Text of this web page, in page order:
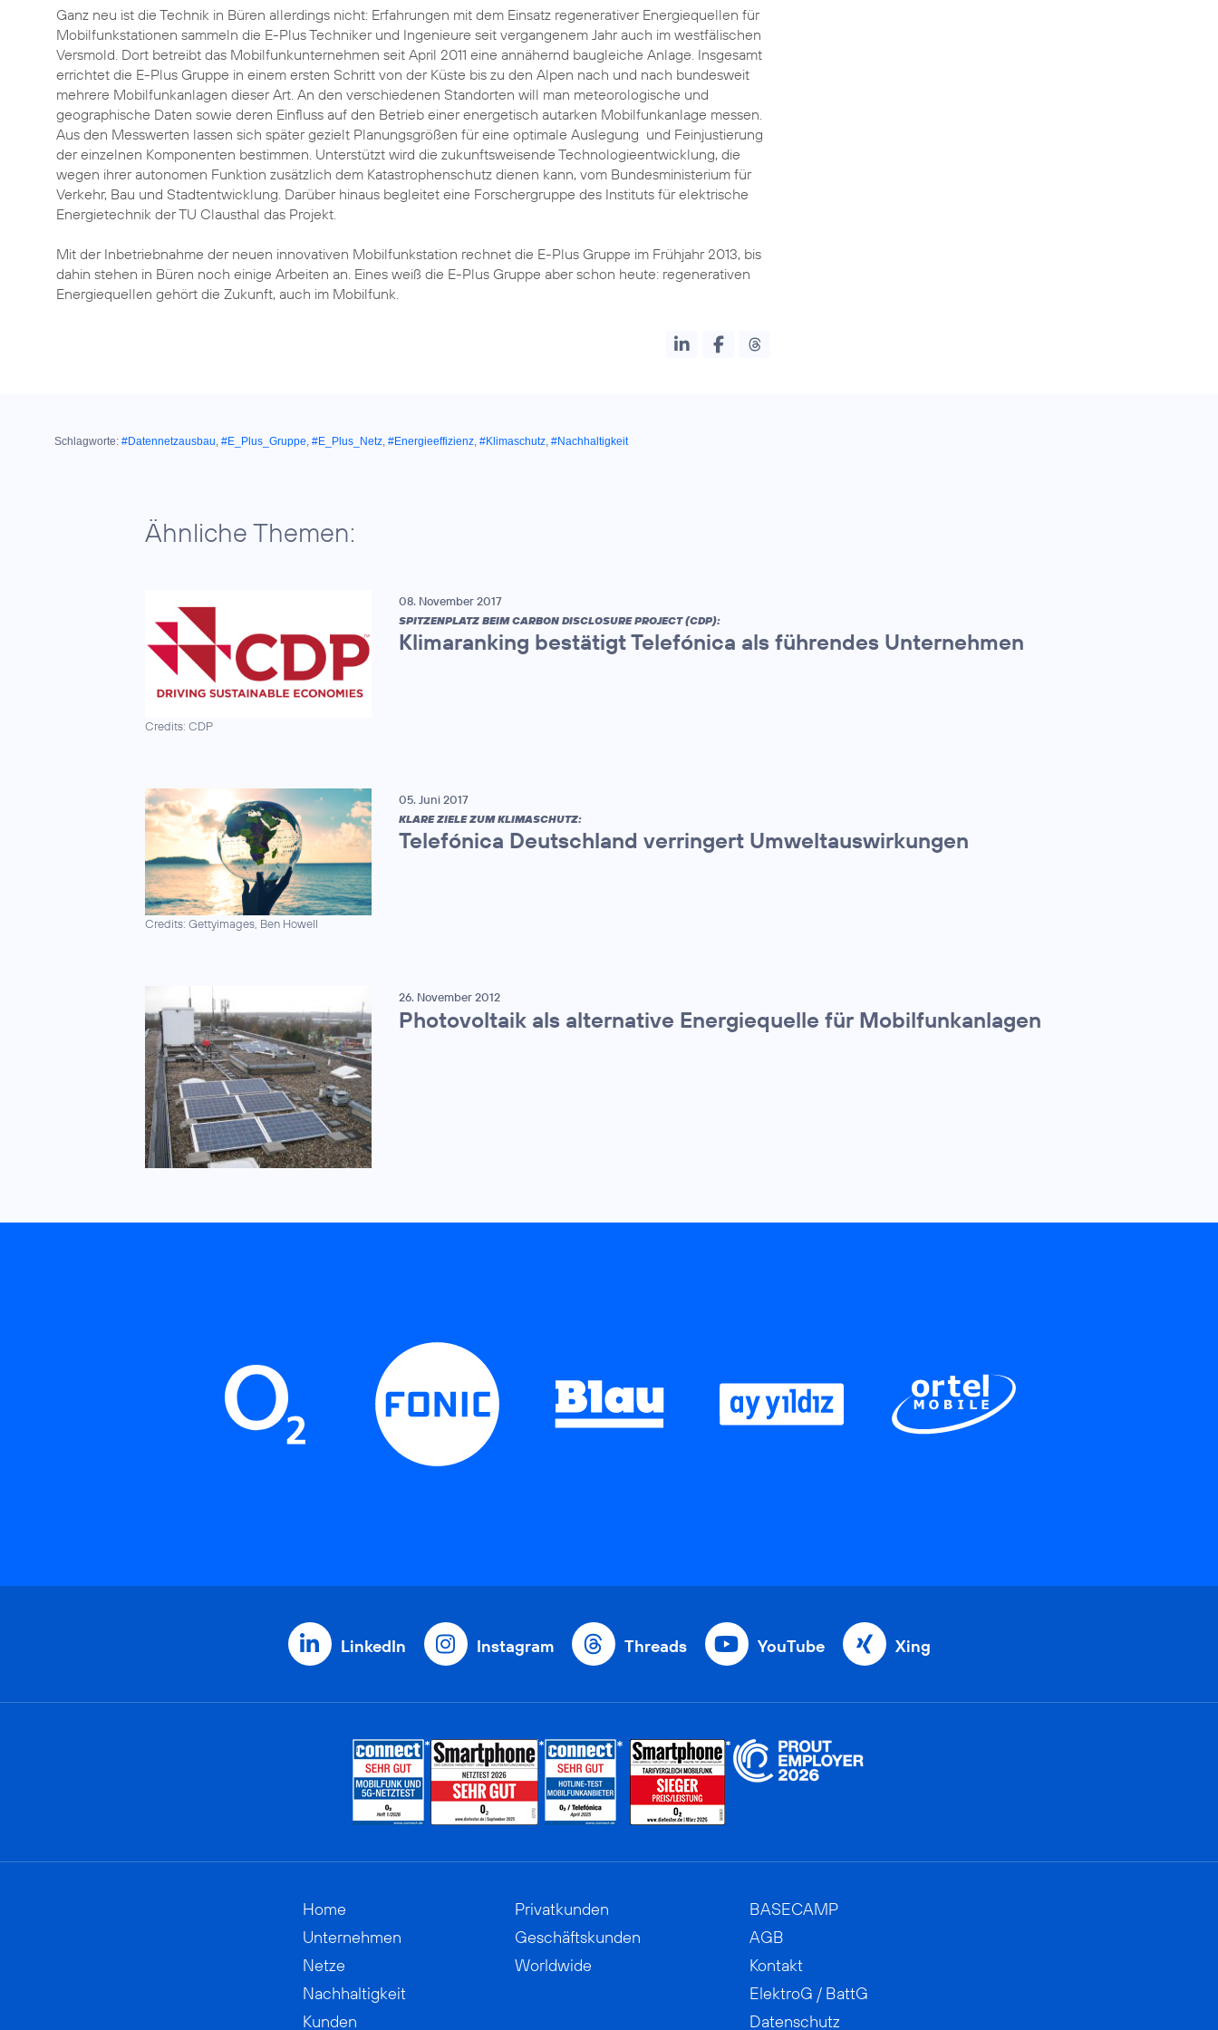
Ganz neu ist die Technik in Büren allerdings nicht: Erfahrungen mit dem Einsatz regenerativer Energiequellen für
Mobilfunkstationen sammeln die E-Plus Techniker und Ingenieure seit vergangenem Jahr auch im westfälischen
Versmold. Dort betreibt das Mobilfunkunternehmen seit April 2011 eine annähernd baugleiche Anlage. Insgesamt
errichtet die E-Plus Gruppe in einem ersten Schritt von der Küste bis zu den Alpen nach und nach bundesweit
mehrere Mobilfunkanlagen dieser Art. An den verschiedenen Standorten will man meteorologische und
geographische Daten sowie deren Einfluss auf den Betrieb einer energetisch autarken Mobilfunkanlage messen.
Aus den Messwerten lassen sich später gezielt Planungsgrößen für eine optimale Auslegung und Feinjustierung
der einzelnen Komponenten bestimmen. Unterstützt wird die zukunftsweisende Technologieentwicklung, die
wegen ihrer autonomen Funktion zusätzlich dem Katastrophenschutz dienen kann, vom Bundesministerium für
Verkehr, Bau und Stadtentwicklung. Darüber hinaus begleitet eine Forschergruppe des Instituts für elektrische
Energietechnik der TU Clausthal das Projekt.
Mit der Inbetriebnahme der neuen innovativen Mobilfunkstation rechnet die E-Plus Gruppe im Frühjahr 2013, bis
dahin stehen in Büren noch einige Arbeiten an. Eines weiß die E-Plus Gruppe aber schon heute: regenerativen
Energiequellen gehört die Zukunft, auch im Mobilfunk.
Schlagworte: #Datennetzausbau, #E_Plus_Gruppe, #E_Plus_Netz, #Energieeffizienz, #Klimaschutz, #Nachhaltigkeit
Ähnliche Themen:
Credits: CDP
08. November 2017
SPITZENPLATZ BEIM CARBON DISCLOSURE PROJECT (CDP):
Klimaranking bestätigt Telefónica als führendes Unternehmen
Credits: Gettyimages, Ben Howell
05. Juni 2017
KLARE ZIELE ZUM KLIMASCHUTZ:
Telefónica Deutschland verringert Umweltauswirkungen
26. November 2012
Photovoltaik als alternative Energiequelle für Mobilfunkanlagen
LinkedIn Instagram Threads YouTube Xing
Home
Unternehmen
Netze
Nachhaltigkeit
Kunden
Privatkunden
Geschäftskunden
Worldwide
BASECAMP
AGB
Kontakt
ElektroG / BattG
Datenschutz